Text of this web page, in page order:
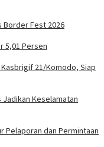
Border Fest 2026
5,01 Persen
21/Komodo, Siap
Jadikan Keselamatan
Pelaporan dan Permintaan